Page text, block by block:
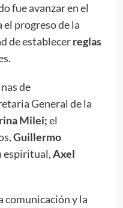
fue avanzar en el
progreso de la
de establecerreglas
de
General de la
Milei;el
Guillermo
espiritual,Axel
comunicación y la